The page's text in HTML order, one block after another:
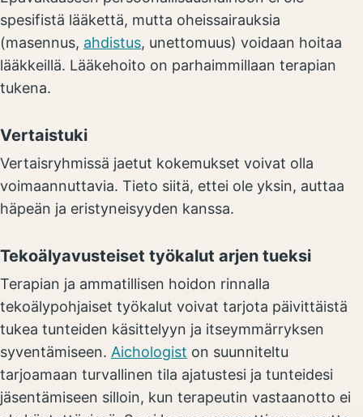
spesifistä lääkettä, mutta oheissairauksia
(masennus, ahdistus, unettomuus) voidaan hoitaa
lääkkeillä. Lääkehoito on parhaimmillaan terapian
tukena.
Vertaistuki
Vertaisryhmissä jaetut kokemukset voivat olla
voimaannuttavia. Tieto siitä, ettei ole yksin, auttaa
häpeän ja eristyneisyyden kanssa.
Tekoälyavusteiset työkalut arjen tueksi
Terapian ja ammatillisen hoidon rinnalla
tekoälypohjaiset työkalut voivat tarjota päivittäistä
tukea tunteiden käsittelyyn ja itseymmärryksen
syventämiseen. Aichologist on suunniteltu
tarjoamaan turvallinen tila ajatustesi ja tunteidesi
jäsentämiseen silloin, kun terapeutin vastaanotto ei